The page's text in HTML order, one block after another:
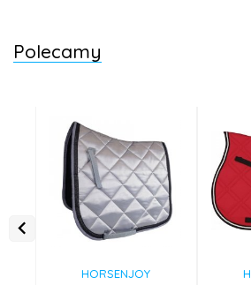
Polecamy
HORSENJOY